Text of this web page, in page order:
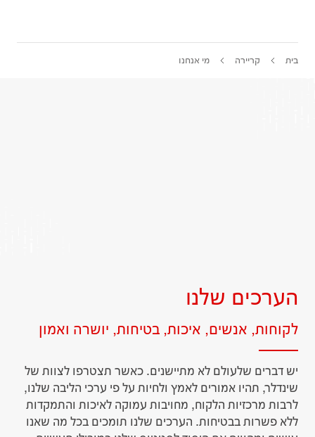
בית קריירה מי אנחנו
הערכים שלנו
לקוחות, אנשים, איכות, בטיחות, יושרה ואמון
יש דברים שלעולם לא מתיישנים. כאשר תצטרפו לצוות של
שינדלר, תהיו אמורים לאמץ ולחיות על פי ערכי הליבה שלנו,
לרבות מרכזיות הלקוח, מחויבות עמוקה לאיכות והתמקדות
ללא פשרות בבטיחות. הערכים שלנו תומכים בכל מה שאנו